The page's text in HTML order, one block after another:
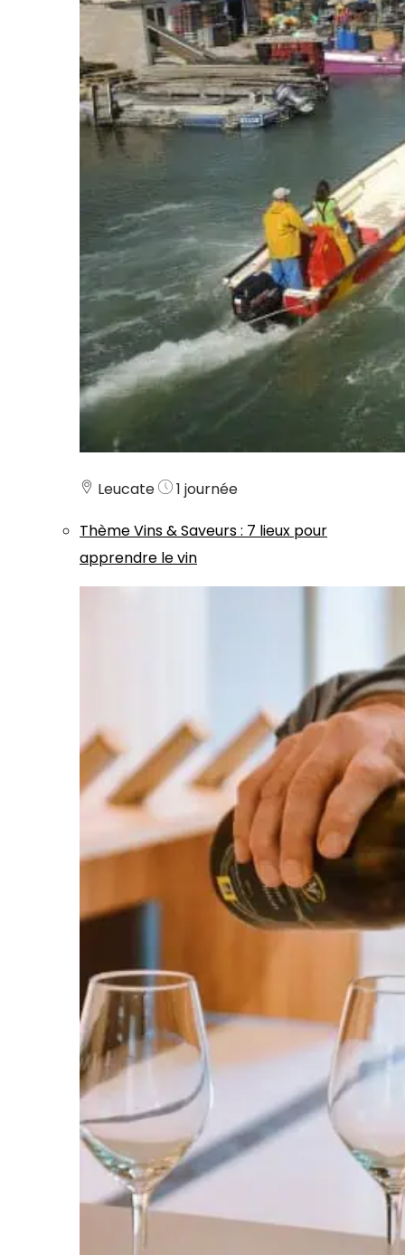
Leucate
1 journée
ThèmeVins & Saveurs: 7 lieux pour
apprendre le vin